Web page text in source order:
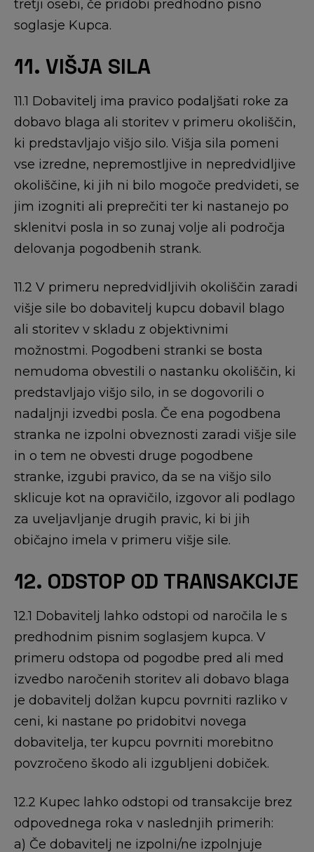
tretji osebi, če pridobi predhodno pisno
soglasje Kupca.
11. VIŠJA SILA
11.1 Dobavitelj ima pravico podaljšati roke za
dobavo blaga ali storitev v primeru okoliščin,
ki predstavljajo višjo silo. Višja sila pomeni
vse izredne, nepremostljive in nepredvidljive
okoliščine, ki jih ni bilo mogoče predvideti, se
jim izogniti ali preprečiti ter ki nastanejo po
sklenitvi posla in so zunaj volje ali področja
delovanja pogodbenih strank.
11.2 V primeru nepredvidljivih okoliščin zaradi
višje sile bo dobavitelj kupcu dobavil blago
ali storitev v skladu z objektivnimi
možnostmi. Pogodbeni stranki se bosta
nemudoma obvestili o nastanku okoliščin, ki
predstavljajo višjo silo, in se dogovorili o
nadaljnji izvedbi posla. Če ena pogodbena
stranka ne izpolni obveznosti zaradi višje sile
in o tem ne obvesti druge pogodbene
stranke, izgubi pravico, da se na višjo silo
sklicuje kot na opravičilo, izgovor ali podlago
za uveljavljanje drugih pravic, ki bi jih
običajno imela v primeru višje sile.
12. ODSTOP OD TRANSAKCIJE
12.1 Dobavitelj lahko odstopi od naročila le s
predhodnim pisnim soglasjem kupca. V
primeru odstopa od pogodbe pred ali med
izvedbo naročenih storitev ali dobavo blaga
je dobavitelj dolžan kupcu povrniti razliko v
ceni, ki nastane po pridobitvi novega
dobavitelja, ter kupcu povrniti morebitno
povzročeno škodo ali izgubljeni dobiček.
12.2 Kupec lahko odstopi od transakcije brez
odpovednega roka v naslednjih primerih:
a) Če dobavitelj ne izpolni/ne izpolnjuje